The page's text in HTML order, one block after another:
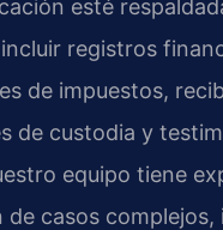
esté
registros
de impuestos,
de custodia y
equipo tiene
de casos complejos,